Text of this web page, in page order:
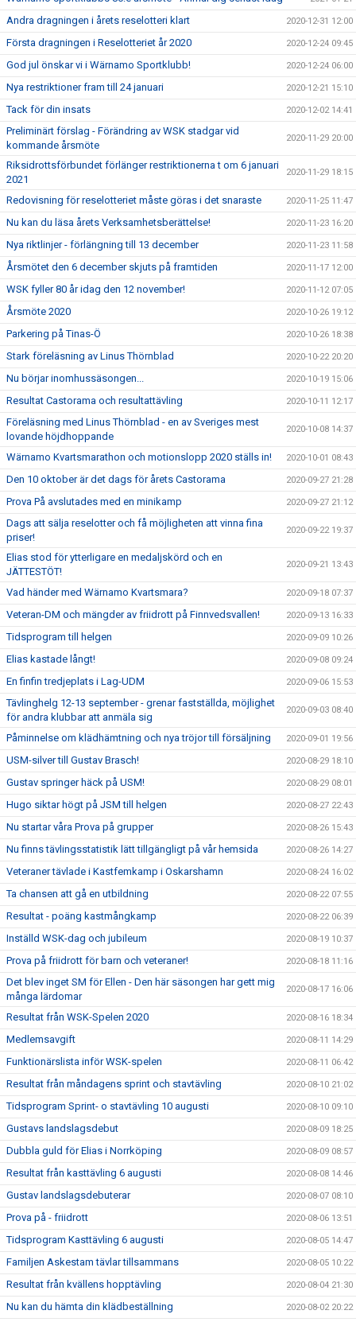
Andra dragningen i årets reselotteri klart 2020-12-31 12:00
Första dragningen i Reselotteriet år 2020 2020-12-24 09:45
God jul önskar vi i Wärnamo Sportklubb! 2020-12-24 06:00
Nya restriktioner fram till 24 januari 2020-12-21 15:10
Tack för din insats 2020-12-02 14:41
Preliminärt förslag - Förändring av WSK stadgar vid
kommande årsmöte
2020-11-29 20:00
Riksidrottsförbundet förlänger restriktionerna t om 6 januari
2021
2020-11-29 18:15
Redovisning för reselotteriet måste göras i det snaraste 2020-11-25 11:47
Nu kan du läsa årets Verksamhetsberättelse! 2020-11-23 16:20
Nya riktlinjer - förlängning till 13 december 2020-11-23 11:58
Årsmötet den 6 december skjuts på framtiden 2020-11-17 12:00
WSK fyller 80 år idag den 12 november! 2020-11-12 07:05
Årsmöte 2020 2020-10-26 19:12
Parkering på Tinas-Ö 2020-10-26 18:38
Stark föreläsning av Linus Thörnblad 2020-10-22 20:20
Nu börjar inomhussäsongen... 2020-10-19 15:06
Resultat Castorama och resultattävling 2020-10-11 12:17
Föreläsning med Linus Thörnblad - en av Sveriges mest
lovande höjdhoppande
2020-10-08 14:37
Wärnamo Kvartsmarathon och motionslopp 2020 ställs in! 2020-10-01 08:43
Den 10 oktober är det dags för årets Castorama 2020-09-27 21:28
Prova På avslutades med en minikamp 2020-09-27 21:12
Dags att sälja reselotter och få möjligheten att vinna fina
priser!
2020-09-22 19:37
Elias stod för ytterligare en medaljskörd och en
JÄTTESTÖT!
2020-09-21 13:43
Vad händer med Wärnamo Kvartsmara? 2020-09-18 07:37
Veteran-DM och mängder av friidrott på Finnvedsvallen! 2020-09-13 16:33
Tidsprogram till helgen 2020-09-09 10:26
Elias kastade långt! 2020-09-08 09:24
En finfin tredjeplats i Lag-UDM 2020-09-06 15:53
Tävlinghelg 12-13 september - grenar fastställda, möjlighet
för andra klubbar att anmäla sig
2020-09-03 08:40
Påminnelse om klädhämtning och nya tröjor till försäljning 2020-09-01 19:56
USM-silver till Gustav Brasch! 2020-08-29 18:10
Gustav springer häck på USM! 2020-08-29 08:01
Hugo siktar högt på JSM till helgen 2020-08-27 22:43
Nu startar våra Prova på grupper 2020-08-26 15:43
Nu finns tävlingsstatistik lätt tillgängligt på vår hemsida 2020-08-26 14:27
Veteraner tävlade i Kastfemkamp i Oskarshamn 2020-08-24 16:02
Ta chansen att gå en utbildning 2020-08-22 07:55
Resultat - poäng kastmångkamp 2020-08-22 06:39
Inställd WSK-dag och jubileum 2020-08-19 10:37
Prova på friidrott för barn och veteraner! 2020-08-18 11:16
Det blev inget SM för Ellen - Den här säsongen har gett mig
många lärdomar
2020-08-17 16:06
Resultat från WSK-Spelen 2020 2020-08-16 18:34
Medlemsavgift 2020-08-11 14:29
Funktionärslista inför WSK-spelen 2020-08-11 06:42
Resultat från måndagens sprint och stavtävling 2020-08-10 21:02
Tidsprogram Sprint- o stavtävling 10 augusti 2020-08-10 09:10
Gustavs landslagsdebut 2020-08-09 18:25
Dubbla guld för Elias i Norrköping 2020-08-09 08:57
Resultat från kasttävling 6 augusti 2020-08-08 14:46
Gustav landslagsdebuterar 2020-08-07 08:10
Prova på - friidrott 2020-08-06 13:51
Tidsprogram Kasttävling 6 augusti 2020-08-05 14:47
Familjen Askestam tävlar tillsammans 2020-08-05 10:22
Resultat från kvällens hopptävling 2020-08-04 21:30
Nu kan du hämta din klädbeställning 2020-08-02 20:22